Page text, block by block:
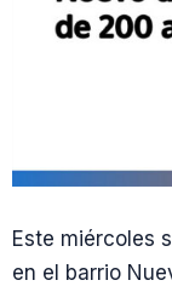
Este miércoles
en el barrio